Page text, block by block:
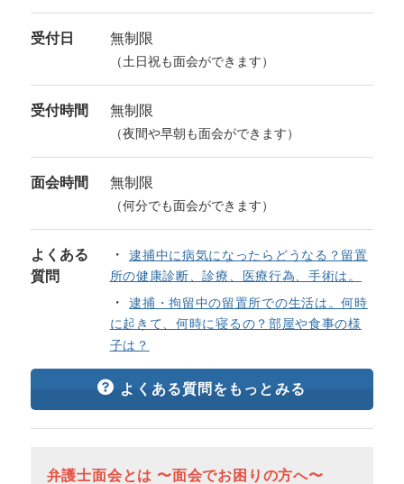
受付日 無制限
（土日祝も面会ができます）
受付時間 無制限
（夜間や早朝も面会ができます）
面会時間 無制限
（何分でも面会ができます）
よくある
質問
逮捕中に病気になったらどうなる？留置
所の健康診断、診療、医療行為、手術は。
逮捕・拘留中の留置所での生活は。何時
に起きて、何時に寝るの？部屋や食事の様
子は？
よくある質問をもっとみる
弁護士面会とは 〜面会でお困りの方へ〜